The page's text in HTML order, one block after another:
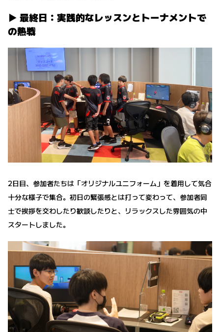
▶︎ 最終日：実践的なレッスンとトーナメントで
の熱戦
2日目、参加者たちは「オリジナルユニフォーム」を着用して気合
十分な様子で集合。初日の緊張感とは打って変わって、参加者同
士で挨拶を交わしたり歓談したりと、リラックスした雰囲気の中
スタートしました。